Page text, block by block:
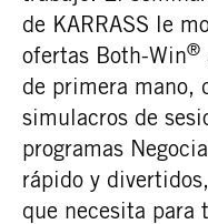
de KARRASS le
ofertas Both-Win®
de primera mano,
simulacros de
programas
rápido y
que necesita para